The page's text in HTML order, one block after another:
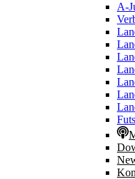
A-